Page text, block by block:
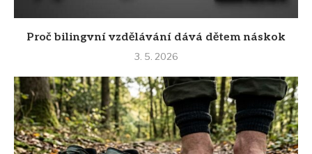
Proč bilingvní vzdělávání dává dětem náskok
3. 5. 2026